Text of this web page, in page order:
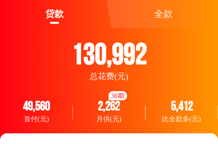
贷款 全款
130,992
总花费(元)
49,560
首付(元)
2,262
月供(元)
36期
5,412
比全款多(元)